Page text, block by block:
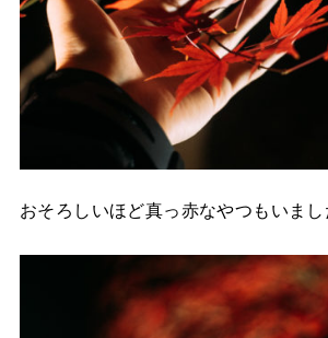
おそろしいほど真っ赤なやつもいまし